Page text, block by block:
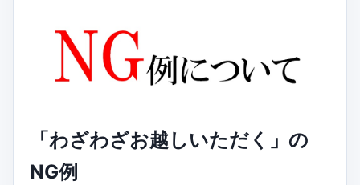
「わざわざお越しいただく」の
NG例